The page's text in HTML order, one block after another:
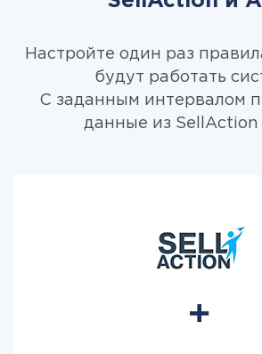
Настройте один раз
будут работать
С заданным интервалом
данные из SellAction